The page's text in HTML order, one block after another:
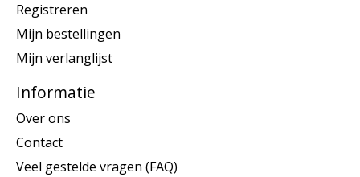
Registreren
Mijn bestellingen
Mijn verlanglijst
Informatie
Over ons
Contact
Veel gestelde vragen (FAQ)